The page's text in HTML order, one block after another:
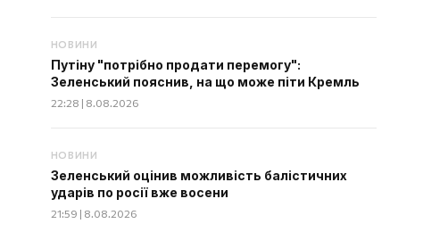
НОВИНИ
Путіну "потрібно продати перемогу":
Зеленський пояснив, на що може піти Кремль
22:28 | 8.08.2026
НОВИНИ
Зеленський оцінив можливість балістичних
ударів по росії вже восени
21:59 | 8.08.2026